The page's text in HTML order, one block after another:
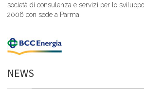
società di consulenza e servizi per lo
2006 con sede a Parma.
NEWS